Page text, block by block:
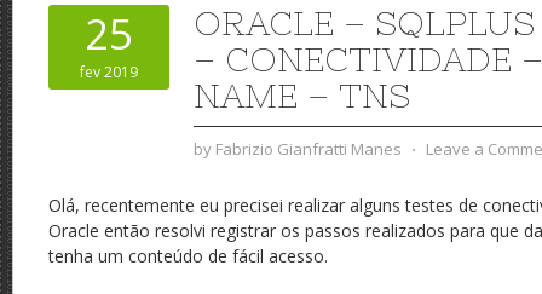
25
fev 2019
ORACLE –
– CONECTIVIDADE
NAME – TNS
by Fabrizio Gianfratti Manes ⋅ Leave a
Olá, recentemente eu precisei realizar alguns testes de
Oracle então resolvi registrar os passos realizados para que
tenha um conteúdo de fácil acesso.